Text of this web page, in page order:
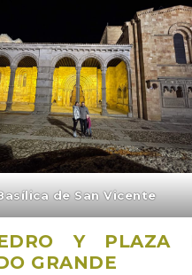
de San Vicente
Y PLAZA
GRANDE